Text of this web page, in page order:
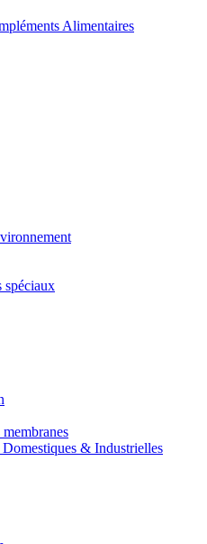
Alimentaires
spéciaux
& Industrielles